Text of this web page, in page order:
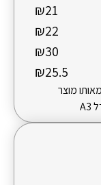
₪21
₪22
₪30
₪25.5